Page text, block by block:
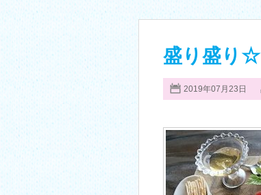
盛り盛り☆
2019年07月23日